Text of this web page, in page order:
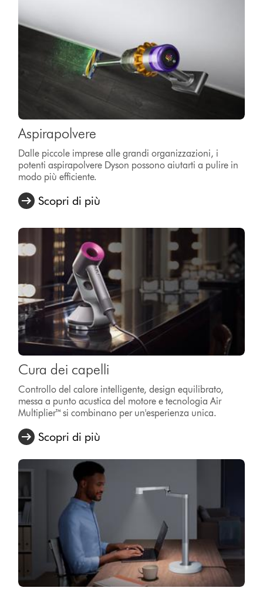
Aspirapolvere
Dalle piccole imprese alle grandi organizzazioni, i
potenti aspirapolvere Dyson possono aiutarti a pulire in
modo più efficiente.
Scopri di più
Cura dei capelli
Controllo del calore intelligente, design equilibrato,
messa a punto acustica del motore e tecnologia Air
Multiplier™ si combinano per un'esperienza unica.
Scopri di più